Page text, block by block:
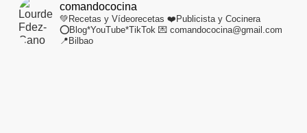
comandococina
💚Recetas y Vídeorecetas ❤️Publicista y Cocinera
⭕Blog*YouTube*TikTok 💌 comandococina@gmail.com
📍Bilbao